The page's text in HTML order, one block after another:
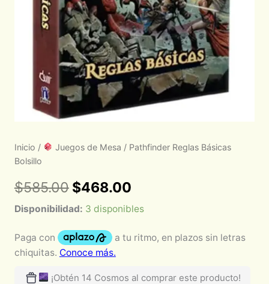
Inicio / Juegos de Mesa / Pathfinder Reglas Básicas
Bolsillo
$585.00 $468.00
Disponibilidad: 3 disponibles
¡Obtén 14 Cosmos al comprar este producto!